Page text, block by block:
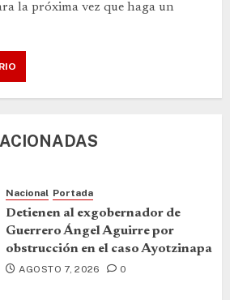
la próxima vez que haga un
Nacional Portada
Detienen al exgobernador de
Guerrero Ángel Aguirre por
obstrucción en el caso Ayotzinapa
AGOSTO 7, 2026 0